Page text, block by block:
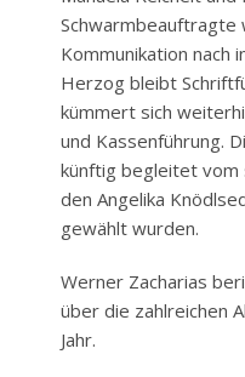
Schwarmbeauftragte
Kommunikation nach
Herzog bleibt
kümmert sich
und Kassenführung.
künftig begleitet vom
den Angelika
gewählt wurden.
Werner Zacharias
über die zahlreichen
Jahr.